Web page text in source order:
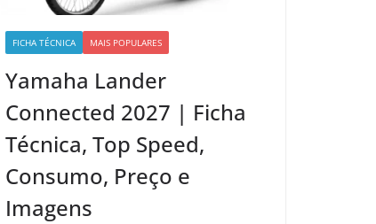
FICHA TÉCNICA MAIS POPULARES
Yamaha Lander
Connected 2027 | Ficha
Técnica, Top Speed,
Consumo, Preço e
Imagens